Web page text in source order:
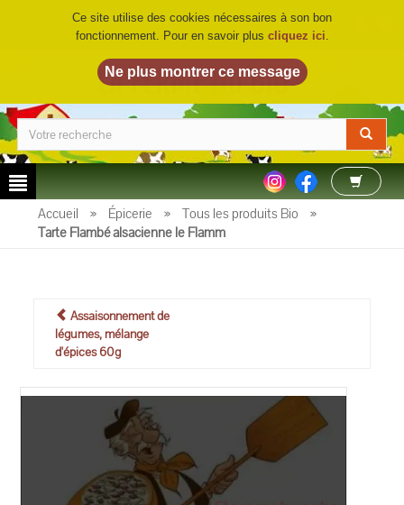
LA FERME DU BIO©
Accueil » Épicerie » Tous les produits Bio
»
Tarte Flambé alsacienne le Flamm
Assaisonnement de
légumes, mélange
d'épices 60g
Ce site utilise des cookies nécessaires à son bon
fonctionnement. Pour en savoir plus cliquez ici.